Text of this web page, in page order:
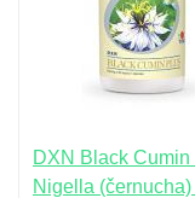
DXN Black Cumin
Nigella (černucha)